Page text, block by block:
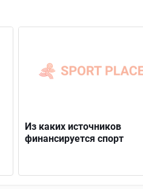
Из каких источников
финансируется спорт